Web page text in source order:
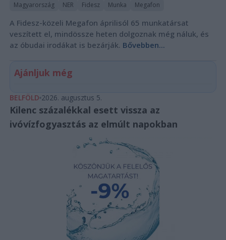
Magyarország NER Fidesz Munka Megafon
A Fidesz-közeli Megafon áprilisól 65 munkatársat
veszített el, mindössze heten dolgoznak még náluk, és
az óbudai irodákat is bezárják. Bővebben...
Ajánljuk még
BELFÖLD 2026. augusztus 5.
Kilenc százalékkal esett vissza az
ivóvízfogyasztás az elmúlt napokban